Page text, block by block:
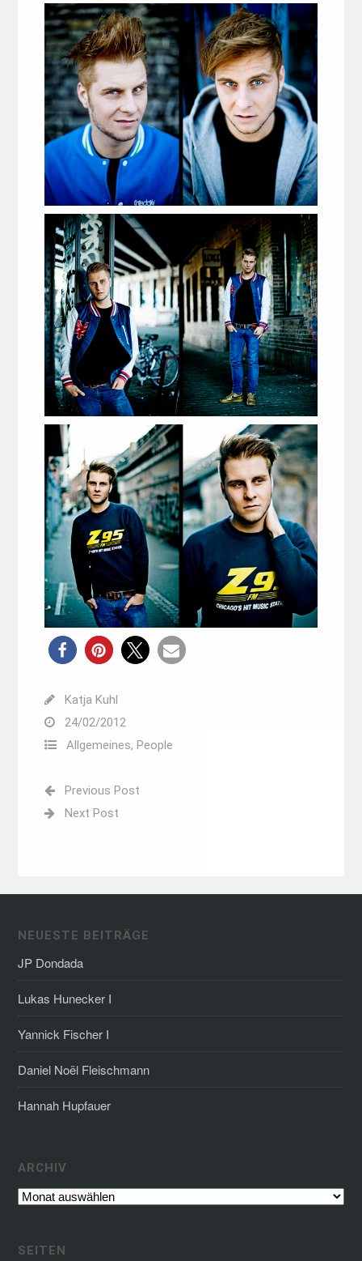
Katja Kuhl
24/02/2012
Allgemeines, People
Previous Post
Next Post
NEUESTE BEITRÄGE
JP Dondada
Lukas Hunecker I
Yannick Fischer I
Daniel Noël Fleischmann
Hannah Hupfauer
ARCHIV
SEITEN